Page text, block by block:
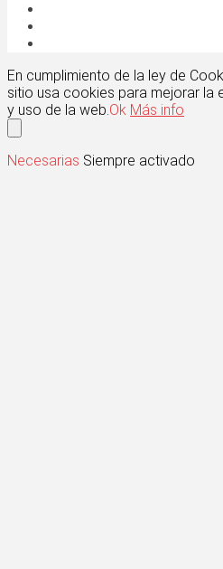
En cumplimiento de la ley de
sitio usa cookies para mejorar la
y uso de la web.Ok Más info
Necesarias Siempre activado